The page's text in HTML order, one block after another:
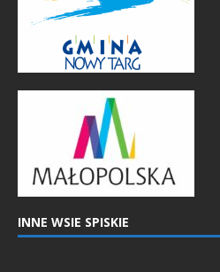
INNE WSIE SPISKIE